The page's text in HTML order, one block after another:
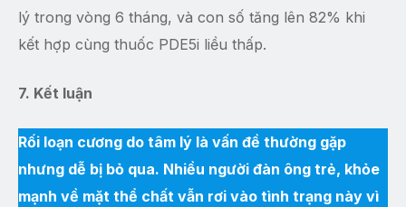
lý trong vòng 6 tháng, và con số tăng lên 82% khi
kết hợp cùng thuốc PDE5i liều thấp.
7. Kết luận
Rối loạn cương do tâm lý là vấn đề thường gặp
nhưng dễ bị bỏ qua. Nhiều người đàn ông trẻ, khỏe
mạnh về mặt thể chất vẫn rơi vào tình trạng này vì